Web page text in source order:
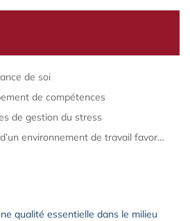
de soi
de compétences
de gestion du stress
Partie 4 : Création d’un environnement de travail favorable
qualité essentielle dans le milieu